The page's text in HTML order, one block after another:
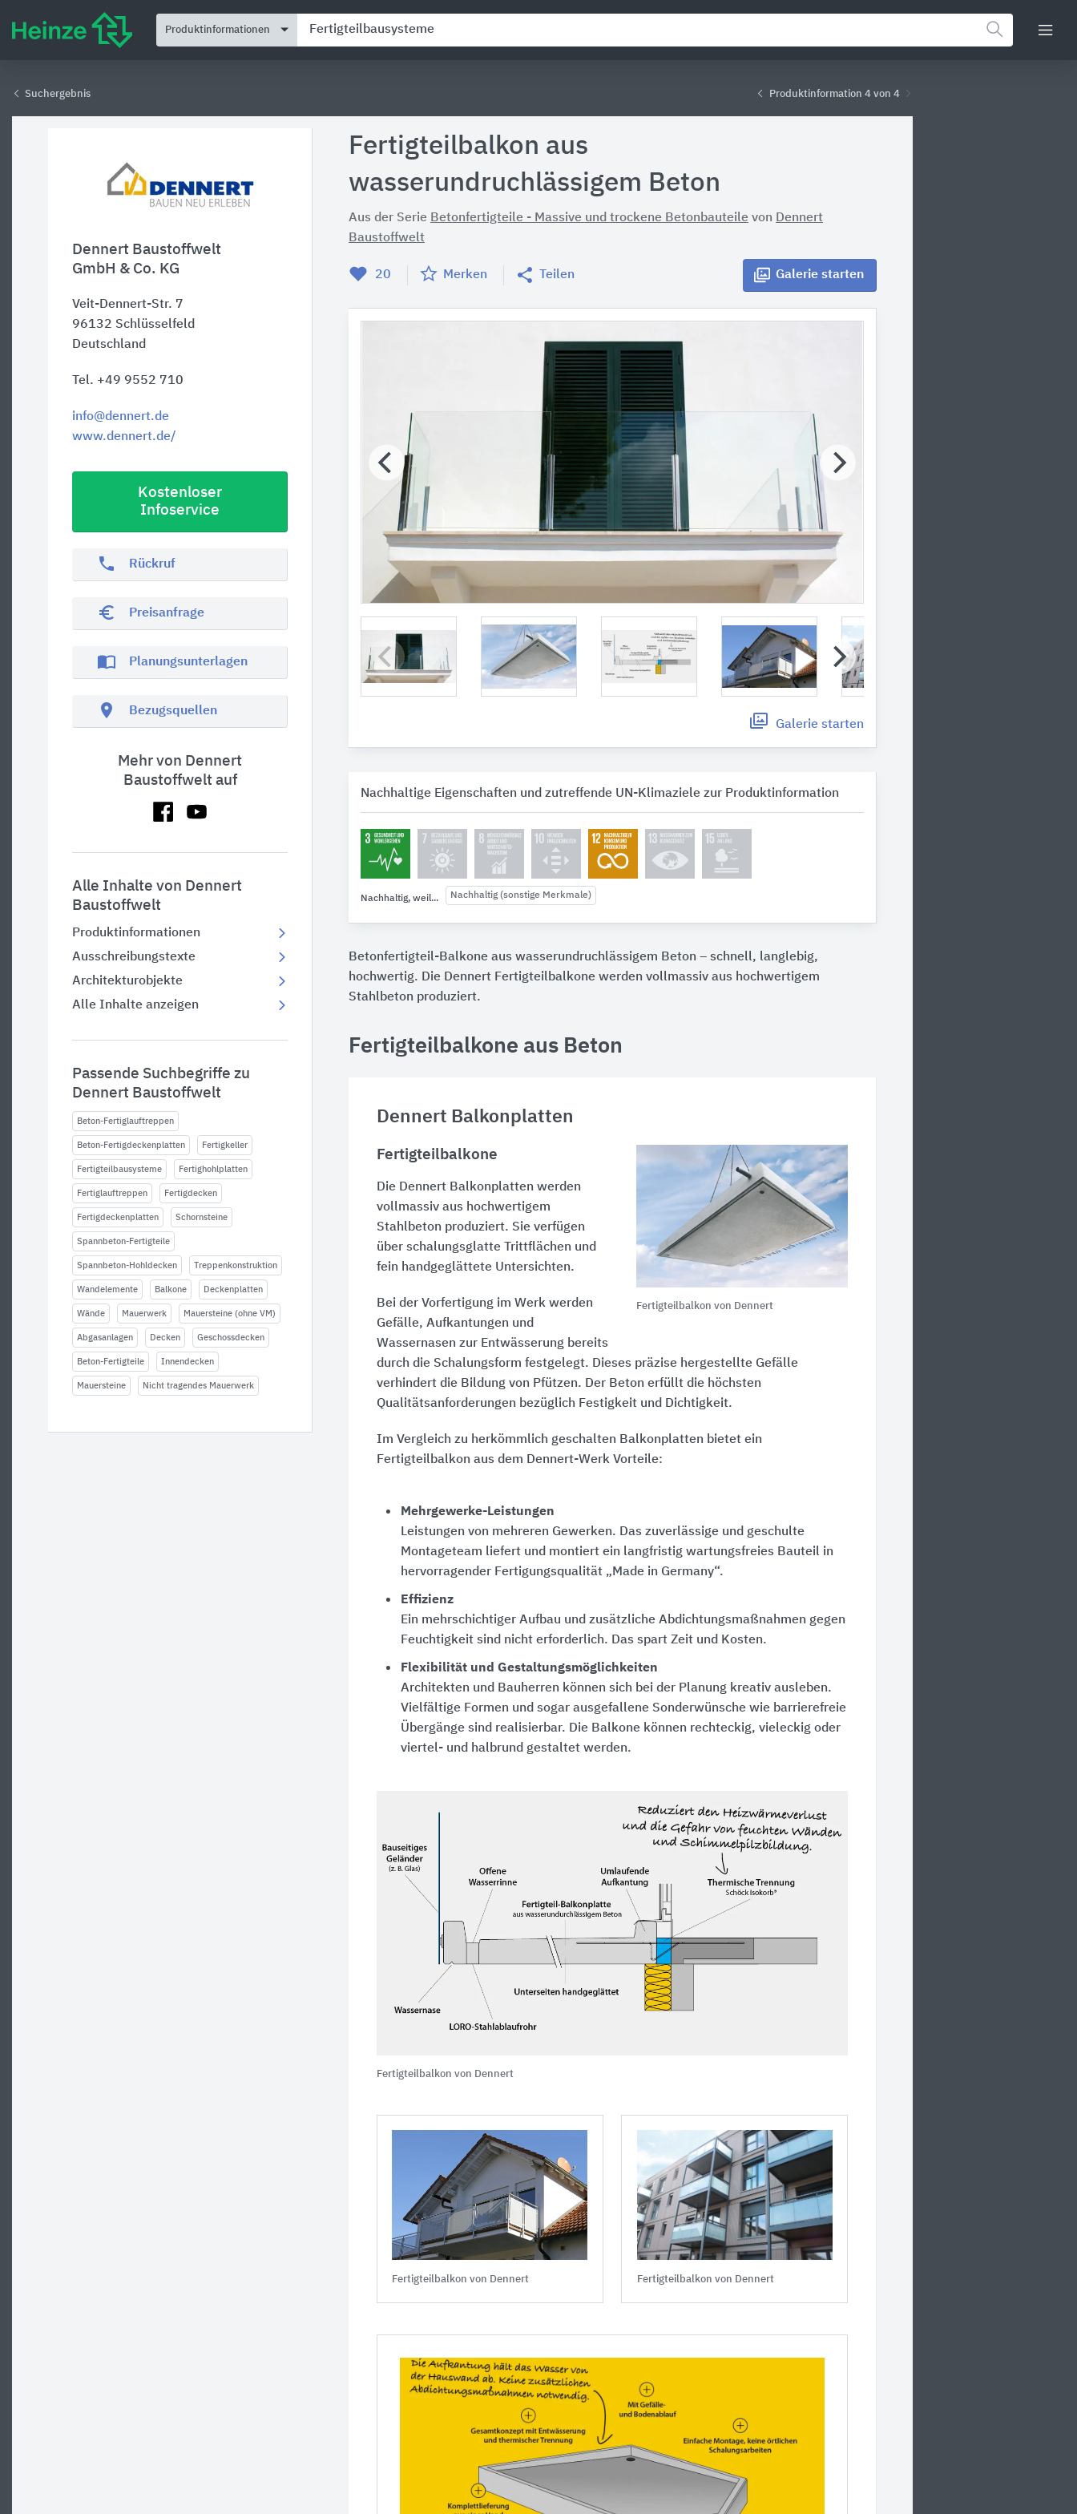
Produktinformationen
Suchergebnis Produktinformation 4 von 4
Dennert Baustoffwelt
GmbH & Co. KG
Veit-Dennert-Str. 7
96132 Schlüsselfeld
Deutschland
Tel. +49 9552 710
info@dennert.de
www.dennert.de/
Kostenloser
Infoservice
phone Rückruf
euro_symbol Preisanfrage
import_contacts Planungsunterlagen
location_on Bezugsquellen
Mehr von Dennert
Baustoffwelt auf
Alle Inhalte von Dennert
Baustoffwelt
Produktinformationen
Ausschreibungstexte
Architekturobjekte
Alle Inhalte anzeigen
Passende Suchbegriffe zu
Dennert Baustoffwelt
Beton-Fertiglauftreppen
Beton-Fertigdeckenplatten Fertigkeller
Fertigteilbausysteme Fertighohlplatten
Fertiglauftreppen Fertigdecken
Fertigdeckenplatten Schornsteine
Spannbeton-Fertigteile
Spannbeton-Hohldecken Treppenkonstruktion
Wandelemente Balkone Deckenplatten
Wände Mauerwerk Mauersteine (ohne VM)
Abgasanlagen Decken Geschossdecken
Beton-Fertigteile Innendecken
Mauersteine Nicht tragendes Mauerwerk
Fertigteilbalkon aus
wasserundruchlässigem Beton
Aus der Serie Betonfertigteile - Massive und trockene Betonbauteile von Dennert
Baustoffwelt
20 Merken Teilen Galerie starten
Galerie starten
Nachhaltige Eigenschaften und zutreffende UN-Klimaziele zur Produktinformation
Nachhaltig, weil... Nachhaltig (sonstige Merkmale)
Betonfertigteil-Balkone aus wasserundruchlässigem Beton – schnell, langlebig,
hochwertig. Die Dennert Fertigteilbalkone werden vollmassiv aus hochwertigem
Stahlbeton produziert.
Fertigteilbalkone aus Beton
Dennert Balkonplatten
Fertigteilbalkon von Dennert
Fertigteilbalkone
Die Dennert Balkonplatten werden
vollmassiv aus hochwertigem
Stahlbeton produziert. Sie verfügen
über schalungsglatte Trittflächen und
fein handgeglättete Untersichten.
Bei der Vorfertigung im Werk werden
Gefälle, Aufkantungen und
Wassernasen zur Entwässerung bereits
durch die Schalungsform festgelegt. Dieses präzise hergestellte Gefälle
verhindert die Bildung von Pfützen. Der Beton erfüllt die höchsten
Qualitätsanforderungen bezüglich Festigkeit und Dichtigkeit.
Im Vergleich zu herkömmlich geschalten Balkonplatten bietet ein
Fertigteilbalkon aus dem Dennert-Werk Vorteile:
Mehrgewerke-Leistungen
Leistungen von mehreren Gewerken. Das zuverlässige und geschulte
Montageteam liefert und montiert ein langfristig wartungsfreies Bauteil in
hervorragender Fertigungsqualität „Made in Germany“.
Effizienz
Ein mehrschichtiger Aufbau und zusätzliche Abdichtungsmaßnahmen gegen
Feuchtigkeit sind nicht erforderlich. Das spart Zeit und Kosten.
Flexibilität und Gestaltungsmöglichkeiten
Architekten und Bauherren können sich bei der Planung kreativ ausleben.
Vielfältige Formen und sogar ausgefallene Sonderwünsche wie barrierefreie
Übergänge sind realisierbar. Die Balkone können rechteckig, vieleckig oder
viertel- und halbrund gestaltet werden.
Fertigteilbalkon von Dennert
Fertigteilbalkon von Dennert Fertigteilbalkon von Dennert